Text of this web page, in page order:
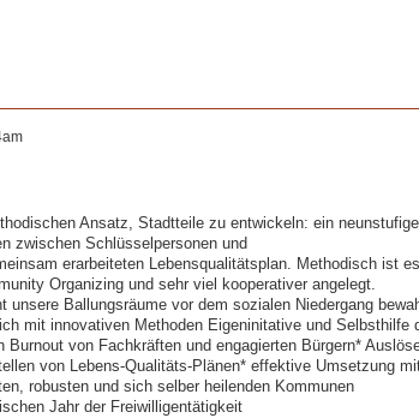
Ansatz, Stadtteile zu entwickeln: ein
zwischen Schlüsselpersonen und
erarbeiteten Lebensqualitätsplan. Methodisch ist es
Organizing und sehr viel kooperativer angelegt.
Ballungsräume vor dem sozialen Niedergang
mit innovativen Methoden Eigeninitative und Selbsthilfe
von Fachkräften und engagierten Bürgern*
von Lebens-Qualitäts-Plänen* effektive Umsetzung
robusten und sich selber heilenden Kommunen
Jahr der Freiwilligentätigkeit